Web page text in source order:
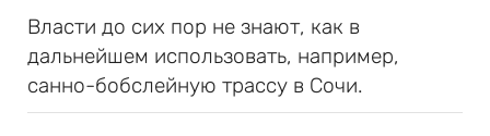
Власти до сих пор не знают, как в
дальнейшем использовать, например,
санно-бобслейную трассу в Сочи.